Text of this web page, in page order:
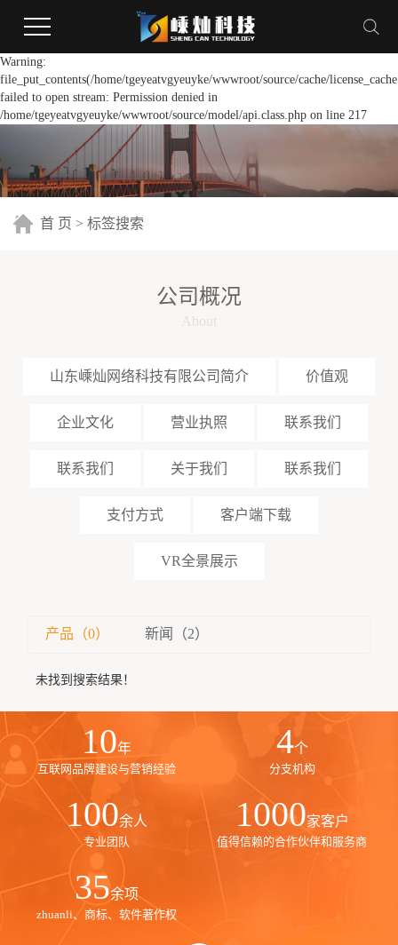
Warning:
file_put_contents(/home/tgeyeatvgyeuyke/wwwroot/source/cache/
failed to open stream: Permission denied in
/home/tgeyeatvgyeuyke/wwwroot/source/model/api.class.php on line 217
首 页 > 标签搜索
公司概况
山东嵊灿网络科技有限公司简介 价值观
企业文化 营业执照 联系我们
联系我们 关于我们 联系我们
支付方式 客户端下载
VR全景展示
产品（0） 新闻（2）
未找到搜索结果！
10年
互联网品牌建设与营销经验
4个
分支机构
100余人
专业团队
1000家客户
值得信赖的合作伙伴和服务商
35余项
zhuanli、商标、软件著作权